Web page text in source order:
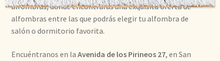
alfombras, donde encontrarás una exquisita oferta de
alfombras entre las que podrás elegir tu alfombra de
salón o dormitorio favorita.
Encuéntranos en la Avenida de los Pirineos 27, en San